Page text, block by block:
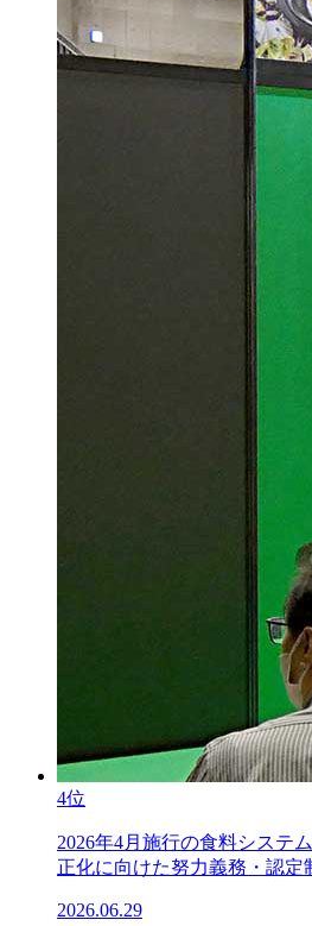
4位
2026年4月施行の食料システ
正化に向けた努力義務・認定
2026.06.29